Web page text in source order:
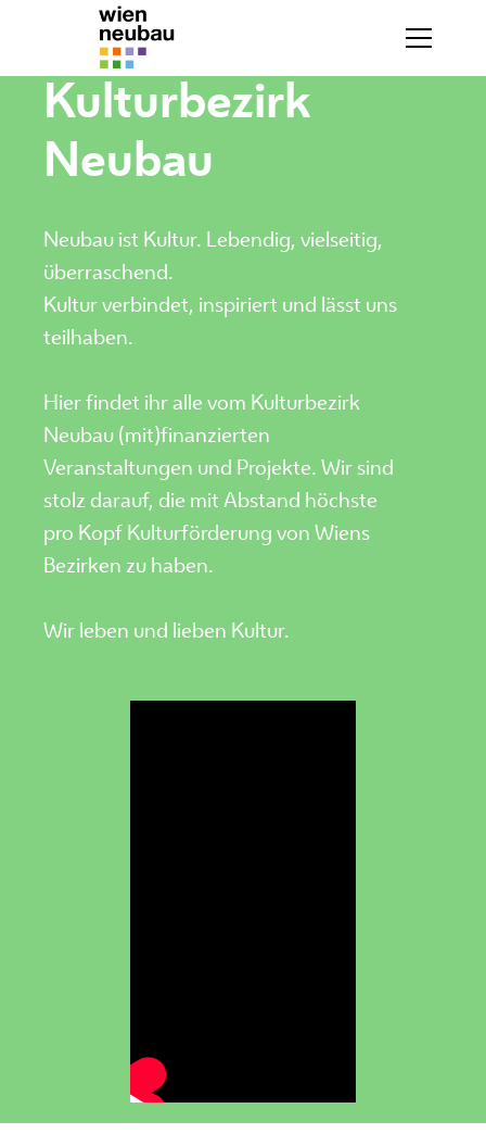
Kulturbezirk
Neubau
Neubau ist Kultur. Lebendig, vielseitig,
überraschend.
Kultur verbindet, inspiriert und lässt uns
teilhaben.
Hier findet ihr alle vom Kulturbezirk
Neubau (mit)finanzierten
Veranstaltungen und Projekte. Wir sind
stolz darauf, die mit Abstand höchste
pro Kopf Kulturförderung von Wiens
Bezirken zu haben.
Wir leben und lieben Kultur.